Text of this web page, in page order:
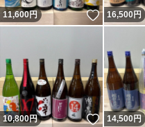
11,600円 いいね！
16,500円
10,800円 いいね！
14,500円